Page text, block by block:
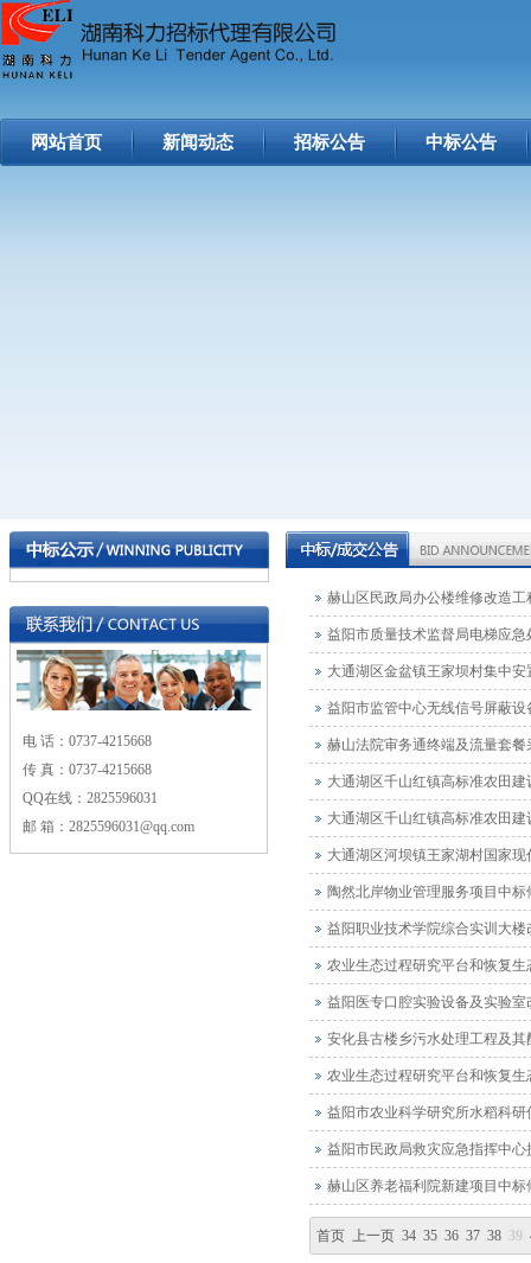
网站首页 新闻动态 招标公告 中标公告
电 话：0737-4215668
传 真：0737-4215668
QQ在线：2825596031
邮 箱：2825596031@qq.com
赫山区民政局办公楼维修改造工
益阳市质量技术监督局电梯应
大通湖区金盆镇王家坝村集中
益阳市监管中心无线信号屏蔽
赫山法院审务通终端及流量套
大通湖区千山红镇高标准农田
大通湖区千山红镇高标准农田
大通湖区河坝镇王家湖村国家
陶然北岸物业管理服务项目中标
益阳职业技术学院综合实训大
农业生态过程研究平台和恢复
益阳医专口腔实验设备及实验
安化县古楼乡污水处理工程及
农业生态过程研究平台和恢复
益阳市农业科学研究所水稻科
益阳市民政局救灾应急指挥中
赫山区养老福利院新建项目中标
首页 上一页 34 35 36 37 38 39